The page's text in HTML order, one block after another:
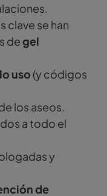
clave se han
degel
uso (y códigos
los aseos.
a todo el
y
de